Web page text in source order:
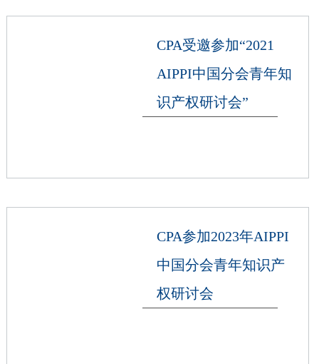
CPA受邀参加“2021
AIPPI中国分会青年知
识产权研讨会”
CPA参加2023年AIPPI
中国分会青年知识产
权研讨会